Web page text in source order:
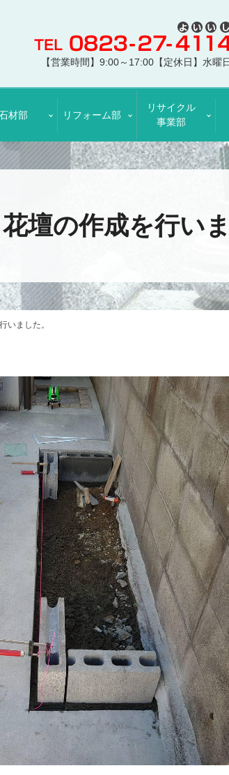
【営業時間】9:00～17:00【定休日】水曜
材部 リフォーム部
リサイクル
事業部
花壇の作成を行いま
いました。